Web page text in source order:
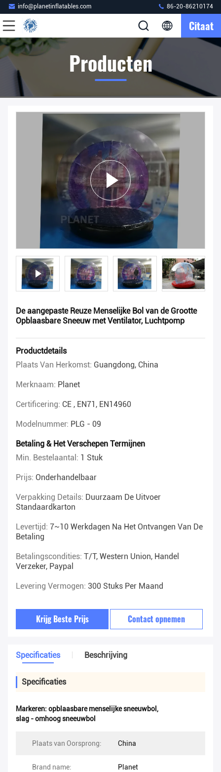
info@planetinflatables.com 86-20-86210174
Citaat
Producten
De aangepaste Reuze Menselijke Bol van de Grootte
Opblaasbare Sneeuw met Ventilator, Luchtpomp
Productdetails
Plaats Van Herkomst: Guangdong, China
Merknaam: Planet
Certificering: CE , EN71, EN14960
Modelnummer: PLG - 09
Betaling & Het Verschepen Termijnen
Min. Bestelaantal: 1 Stuk
Prijs: Onderhandelbaar
Verpakking Details: Duurzaam De Uitvoer
Standaardkarton
Levertijd: 7~10 Werkdagen Na Het Ontvangen Van De
Betaling
Betalingscondities: T/T, Western Union, Handel
Verzeker, Paypal
Levering Vermogen: 300 Stuks Per Maand
Krijg Beste Prijs Contact opnemen
Specificaties Beschrijving
Specificaties
Markeren: opblaasbare menselijke sneeuwbol ,
slag - omhoog sneeuwbol
Plaats van Oorsprong: China
Brand name: Planet